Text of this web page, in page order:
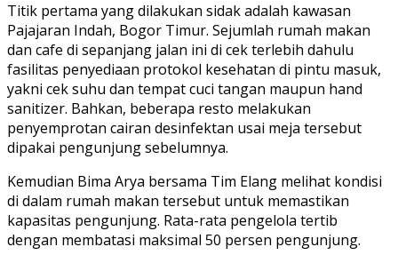
Titik pertama yang dilakukan sidak adalah kawasan
Pajajaran Indah, Bogor Timur. Sejumlah rumah makan
dan cafe di sepanjang jalan ini di cek terlebih dahulu
fasilitas penyediaan protokol kesehatan di pintu masuk,
yakni cek suhu dan tempat cuci tangan maupun hand
sanitizer. Bahkan, beberapa resto melakukan
penyemprotan cairan desinfektan usai meja tersebut
dipakai pengunjung sebelumnya.
Kemudian Bima Arya bersama Tim Elang melihat kondisi
di dalam rumah makan tersebut untuk memastikan
kapasitas pengunjung. Rata-rata pengelola tertib
dengan membatasi maksimal 50 persen pengunjung.